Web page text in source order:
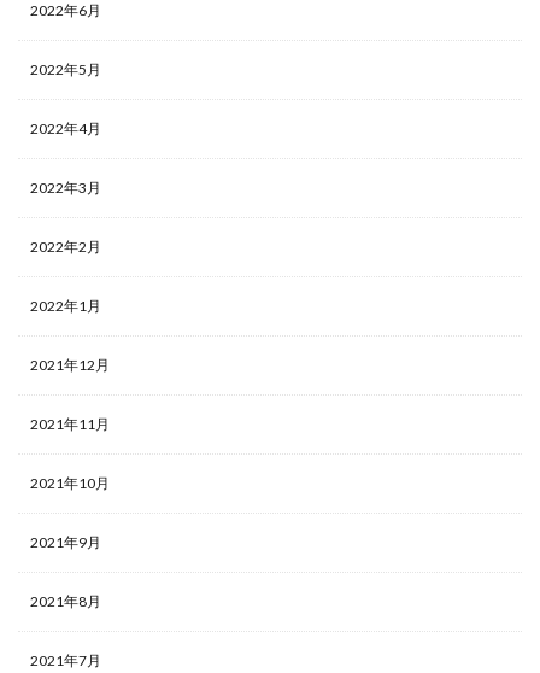
2022年6月
2022年5月
2022年4月
2022年3月
2022年2月
2022年1月
2021年12月
2021年11月
2021年10月
2021年9月
2021年8月
2021年7月